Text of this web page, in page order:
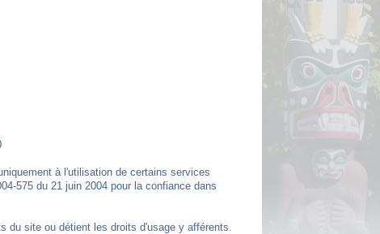
à l'utilisation de certains services
575 du 21 juin 2004 pour la confiance dans
du site ou détient les droits d'usage y afférents.